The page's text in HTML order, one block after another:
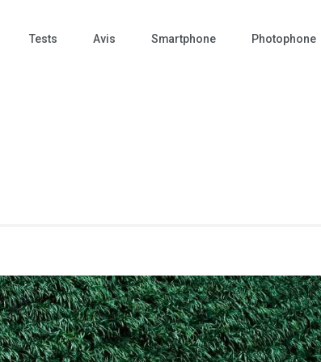
Tests Avis Smartphone Photophone